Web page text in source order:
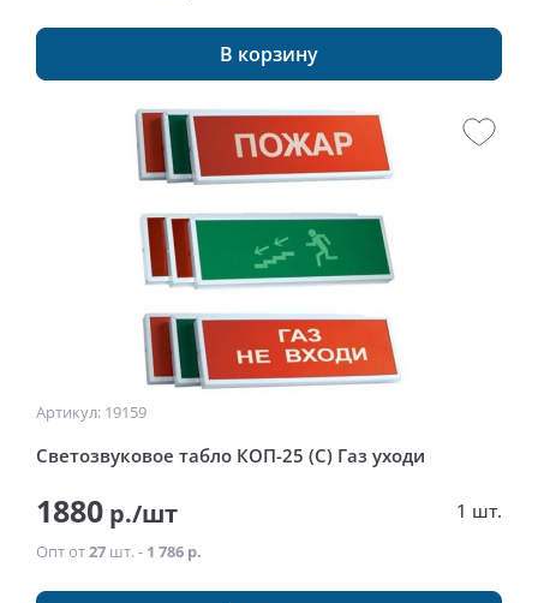
В корзину
Артикул: 19159
Светозвуковое табло КОП-25 (С) Газ уходи
1880 р./шт 1 шт.
Опт от27 шт. - 1 786 р.